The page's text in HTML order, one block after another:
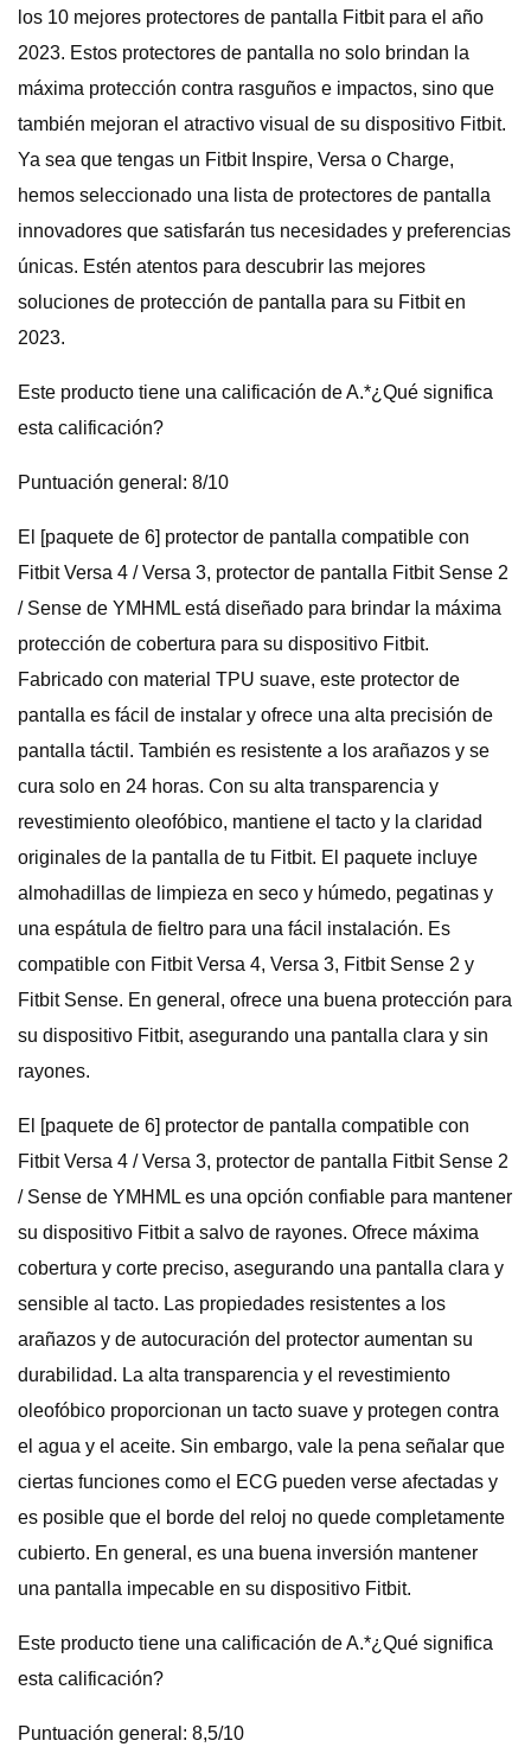
los 10 mejores protectores de pantalla Fitbit para el año
2023. Estos protectores de pantalla no solo brindan la
máxima protección contra rasguños e impactos, sino que
también mejoran el atractivo visual de su dispositivo Fitbit.
Ya sea que tengas un Fitbit Inspire, Versa o Charge,
hemos seleccionado una lista de protectores de pantalla
innovadores que satisfarán tus necesidades y preferencias
únicas. Estén atentos para descubrir las mejores
soluciones de protección de pantalla para su Fitbit en
2023.
Este producto tiene una calificación de A.*¿Qué significa
esta calificación?
Puntuación general: 8/10
El [paquete de 6] protector de pantalla compatible con
Fitbit Versa 4 / Versa 3, protector de pantalla Fitbit Sense 2
/ Sense de YMHML está diseñado para brindar la máxima
protección de cobertura para su dispositivo Fitbit.
Fabricado con material TPU suave, este protector de
pantalla es fácil de instalar y ofrece una alta precisión de
pantalla táctil. También es resistente a los arañazos y se
cura solo en 24 horas. Con su alta transparencia y
revestimiento oleofóbico, mantiene el tacto y la claridad
originales de la pantalla de tu Fitbit. El paquete incluye
almohadillas de limpieza en seco y húmedo, pegatinas y
una espátula de fieltro para una fácil instalación. Es
compatible con Fitbit Versa 4, Versa 3, Fitbit Sense 2 y
Fitbit Sense. En general, ofrece una buena protección para
su dispositivo Fitbit, asegurando una pantalla clara y sin
rayones.
El [paquete de 6] protector de pantalla compatible con
Fitbit Versa 4 / Versa 3, protector de pantalla Fitbit Sense 2
/ Sense de YMHML es una opción confiable para mantener
su dispositivo Fitbit a salvo de rayones. Ofrece máxima
cobertura y corte preciso, asegurando una pantalla clara y
sensible al tacto. Las propiedades resistentes a los
arañazos y de autocuración del protector aumentan su
durabilidad. La alta transparencia y el revestimiento
oleofóbico proporcionan un tacto suave y protegen contra
el agua y el aceite. Sin embargo, vale la pena señalar que
ciertas funciones como el ECG pueden verse afectadas y
es posible que el borde del reloj no quede completamente
cubierto. En general, es una buena inversión mantener
una pantalla impecable en su dispositivo Fitbit.
Este producto tiene una calificación de A.*¿Qué significa
esta calificación?
Puntuación general: 8,5/10